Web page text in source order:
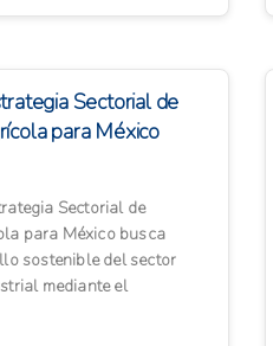
Sectorial de
para México
Sectorial de
para México busca
sostenible del sector
mediante el